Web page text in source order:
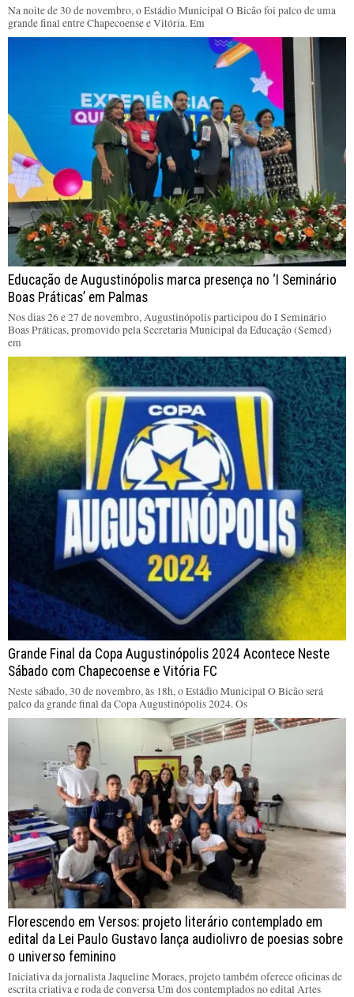
Na noite de 30 de novembro, o Estádio Municipal O Bicão foi palco de uma
grande final entre Chapecoense e Vitória. Em
Educação de Augustinópolis marca presença no ‘I Seminário
Boas Práticas’ em Palmas
Nos dias 26 e 27 de novembro, Augustinópolis participou do I Seminário
Boas Práticas, promovido pela Secretaria Municipal da Educação (Semed)
em
Grande Final da Copa Augustinópolis 2024 Acontece Neste
Sábado com Chapecoense e Vitória FC
Neste sábado, 30 de novembro, às 18h, o Estádio Municipal O Bicão será
palco da grande final da Copa Augustinópolis 2024. Os
Florescendo em Versos: projeto literário contemplado em
edital da Lei Paulo Gustavo lança audiolivro de poesias sobre
o universo feminino
Iniciativa da jornalista Jaqueline Moraes, projeto também oferece oficinas de
escrita criativa e roda de conversa Um dos contemplados no edital Artes